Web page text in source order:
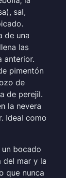
sal,
de una
las
anterior.
pimentón
de
de perejil.
la nevera
Ideal como
bocado
del mar y la
que nunca